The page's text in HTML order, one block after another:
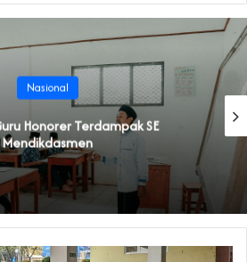
Nasional
Honorer Terdampak SE
Mendikdasmen